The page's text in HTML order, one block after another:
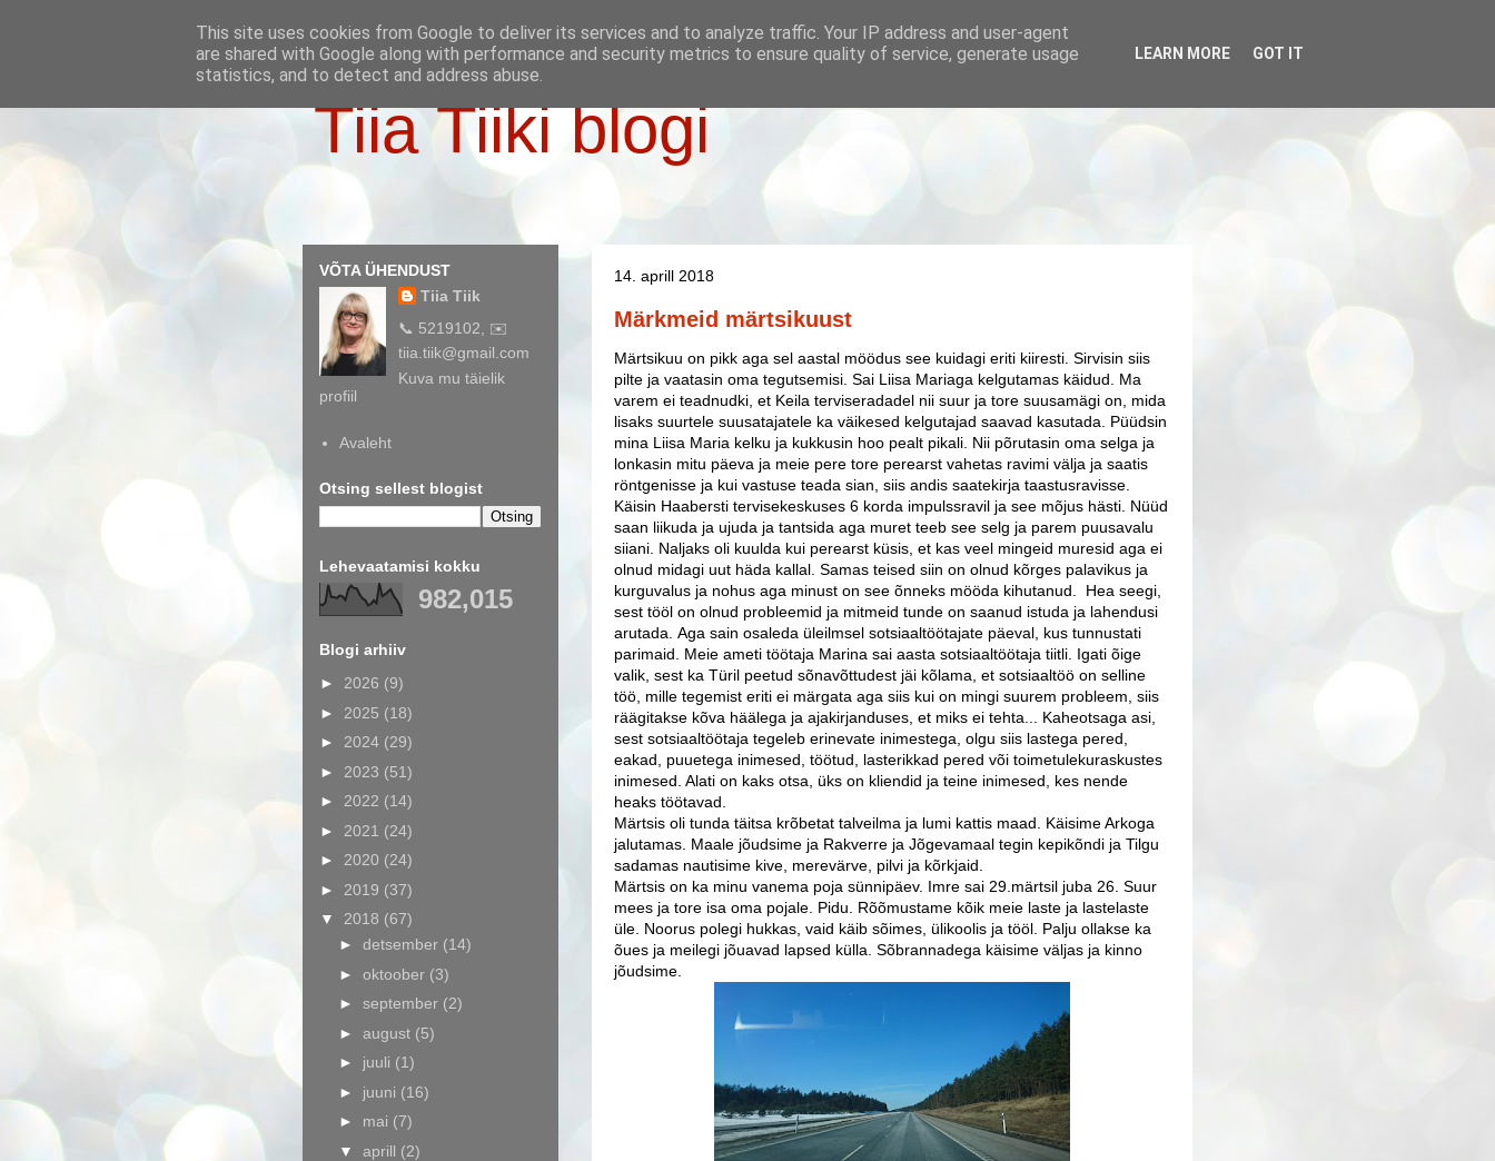
Tiia Tiiki blogi
14. aprill 2018
Märkmeid märtsikuust
Märtsikuu on pikk aga sel aastal möödus see kuidagi eriti kiiresti. Sirvisin siis
pilte ja vaatasin oma tegutsemisi. Sai Liisa Mariaga kelgutamas käidud. Ma
varem ei teadnudki, et Keila terviseradadel nii suur ja tore suusamägi on, mida
lisaks suurtele suusatajatele ka väikesed kelgutajad saavad kasutada. Püüdsin
mina Liisa Maria kelku ja kukkusin hoo pealt pikali. Nii põrutasin oma selga ja
lonkasin mitu päeva ja meie pere tore perearst vahetas ravimi välja ja saatis
röntgenisse ja kui vastuse teada sian, siis andis saatekirja taastusravisse.
Käisin Haabersti tervisekeskuses 6 korda impulssravil ja see mõjus hästi. Nüüd
saan liikuda ja ujuda ja tantsida aga muret teeb see selg ja parem puusavalu
siiani. Naljaks oli kuulda kui perearst küsis, et kas veel mingeid muresid aga ei
olnud midagi uut häda kallal. Samas teised siin on olnud kõrges palavikus ja
kurguvalus ja nohus aga minust on see õnneks mööda kihutanud. Hea seegi,
sest tööl on olnud probleemid ja mitmeid tunde on saanud istuda ja lahendusi
arutada. Aga sain osaleda üleilmsel sotsiaaltöötajate päeval, kus tunnustati
parimaid. Meie ameti töötaja Marina sai aasta sotsiaaltöötaja tiitli. Igati õige
valik, sest ka Türil peetud sõnavõttudest jäi kõlama, et sotsiaaltöö on selline
töö, mille tegemist eriti ei märgata aga siis kui on mingi suurem probleem, siis
räägitakse kõva häälega ja ajakirjanduses, et miks ei tehta... Kaheotsaga asi,
sest sotsiaaltöötaja tegeleb erinevate inimestega, olgu siis lastega pered,
eakad, puuetega inimesed, töötud, lasterikkad pered või toimetulekuraskustes
inimesed. Alati on kaks otsa, üks on kliendid ja teine inimesed, kes nende
heaks töötavad.
Märtsis oli tunda täitsa krõbetat talveilma ja lumi kattis maad. Käisime Arkoga
jalutamas. Maale jõudsime ja Rakverre ja Jõgevamaal tegin kepikõndi ja Tilgu
sadamas nautisime kive, merevärve, pilvi ja kõrkjaid.
Märtsis on ka minu vanema poja sünnipäev. Imre sai 29.märtsil juba 26. Suur
mees ja tore isa oma pojale. Pidu. Rõõmustame kõik meie laste ja lastelaste
üle. Noorus polegi hukkas, vaid käib sõimes, ülikoolis ja tööl. Palju ollakse ka
õues ja meilegi jõuavad lapsed külla. Sõbrannadega käisime väljas ja kinno
jõudsime.
VÕTA ÜHENDUST
Tiia Tiik
📞 5219102, ✉️
tiia.tiik@gmail.com
Kuva mu täielik
profiil
Avaleht
Otsing sellest blogist
Lehevaatamisi kokku
982,015
Blogi arhiiv
► 2026 (9)
► 2025 (18)
► 2024 (29)
► 2023 (51)
► 2022 (14)
► 2021 (24)
► 2020 (24)
► 2019 (37)
▼ 2018 (67)
► detsember (14)
► oktoober (3)
► september (2)
► august (5)
► juuli (1)
► juuni (16)
► mai (7)
▼ aprill (2)
This site uses cookies from Google to deliver its services and to analyze traffic. Your IP address and user-agent
are shared with Google along with performance and security metrics to ensure quality of service, generate usage
statistics, and to detect and address abuse.
LEARN MORE GOT IT